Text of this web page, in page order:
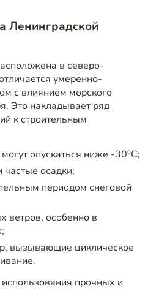
Ленинградской
в северо-
умеренно-
с влиянием морского
Это накладывает ряд
к строительным
опускаться ниже -30°C;
осадки;
периодом снеговой
ветров, особенно в
вызывающие циклическое
прочных и